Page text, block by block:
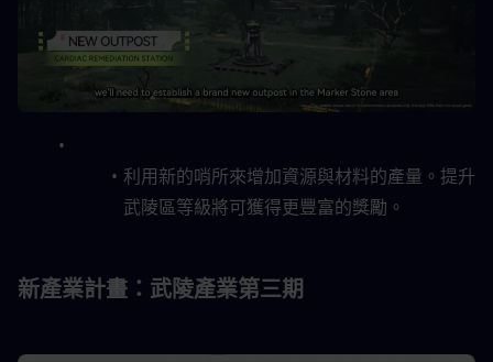
利用新的哨所來增加資源與材料的產量。提升
武陵區等級將可獲得更豐富的獎勵。
新產業計畫：武陵產業第三期